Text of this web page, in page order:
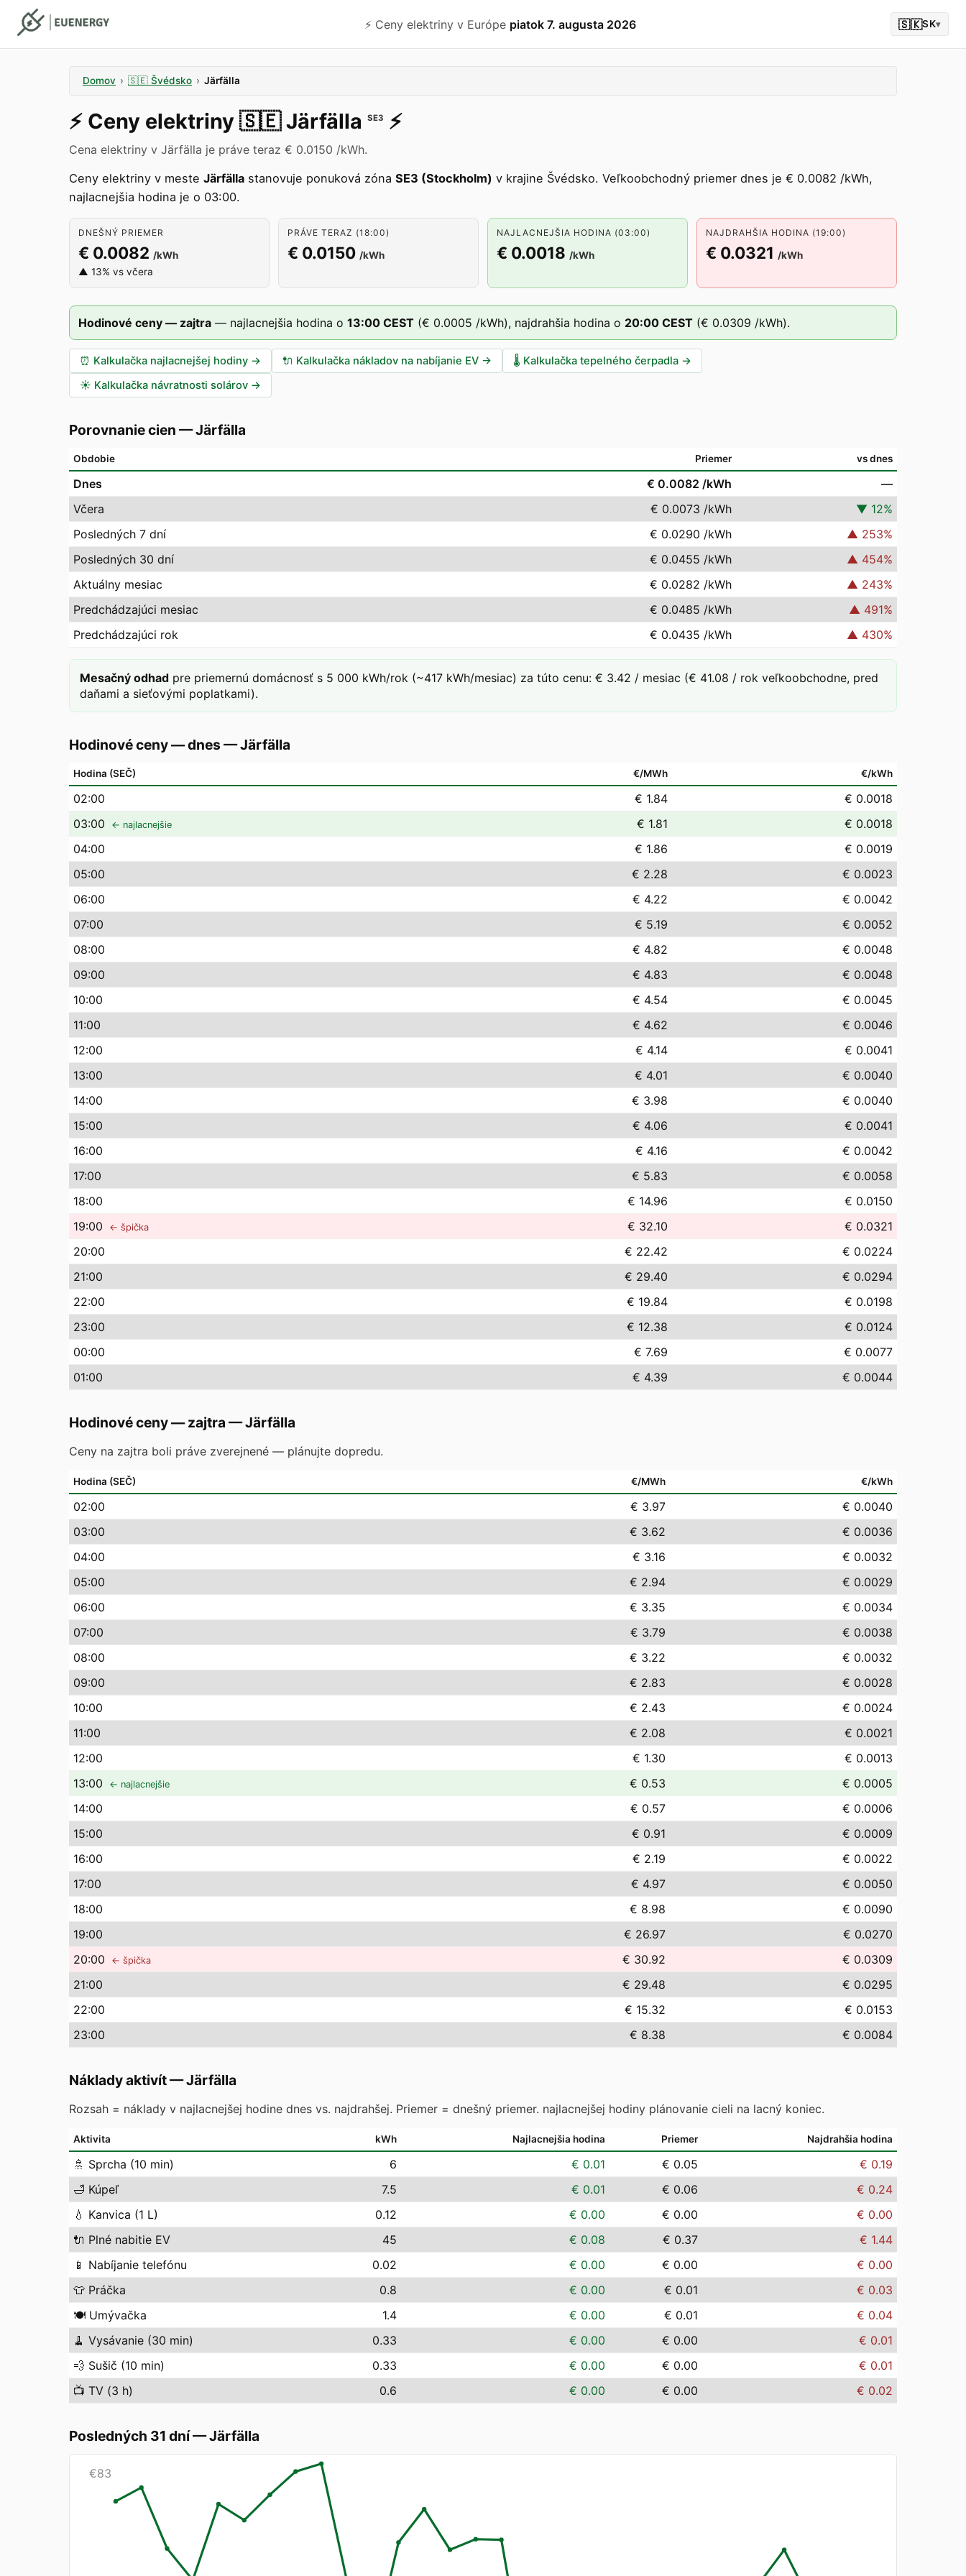
⚡️ Ceny elektriny v Európe piatok 7. augusta 2026 🇸🇰SK▾
Domov › 🇸🇪 Švédsko › Järfälla
⚡️ Ceny elektriny 🇸🇪 Järfälla SE3 ⚡️
Cena elektriny v Järfälla je práve teraz € 0.0150 /kWh.
Ceny elektriny v meste Järfälla stanovuje ponuková zóna SE3 (Stockholm) v krajine Švédsko. Veľkoobchodný priemer dnes je € 0.0082 /kWh,
najlacnejšia hodina je o 03:00.
DNEŠNÝ PRIEMER
€ 0.0082 /kWh
▲ 13% vs včera
PRÁVE TERAZ (18:00)
€ 0.0150 /kWh
NAJLACNEJŠIA HODINA (03:00)
€ 0.0018 /kWh
NAJDRAHŠIA HODINA (19:00)
€ 0.0321 /kWh
Hodinové ceny — zajtra — najlacnejšia hodina o 13:00 CEST (€ 0.0005 /kWh), najdrahšia hodina o 20:00 CEST (€ 0.0309 /kWh).
⏰ Kalkulačka najlacnejšej hodiny → 🔌 Kalkulačka nákladov na nabíjanie EV → 🌡️ Kalkulačka tepelného čerpadla →
☀️ Kalkulačka návratnosti solárov →
Porovnanie cien —Järfälla
Obdobie Priemer vs dnes
Dnes € 0.0082 /kWh
—
Včera
€ 0.0073 /kWh ▼ 12%
Posledných 7 dní
€ 0.0290 /kWh ▲ 253%
Posledných 30 dní
€ 0.0455 /kWh ▲ 454%
Aktuálny mesiac
€ 0.0282 /kWh ▲ 243%
Predchádzajúci mesiac
€ 0.0485 /kWh ▲ 491%
Predchádzajúci rok
€ 0.0435 /kWh ▲ 430%
Mesačný odhad pre priemernú domácnosť s 5 000 kWh/rok (~417 kWh/mesiac) za túto cenu: € 3.42 / mesiac (€ 41.08 / rok veľkoobchodne, pred
daňami a sieťovými poplatkami).
Hodinové ceny — dnes —Järfälla
Hodina (SEČ) €/MWh €/kWh
02:00 € 1.84
€ 0.0018
03:00 ← najlacnejšie € 1.81
€ 0.0018
04:00 € 1.86
€ 0.0019
05:00 € 2.28
€ 0.0023
06:00 € 4.22
€ 0.0042
07:00 € 5.19
€ 0.0052
08:00 € 4.82
€ 0.0048
09:00 € 4.83
€ 0.0048
10:00 € 4.54
€ 0.0045
11:00 € 4.62
€ 0.0046
12:00 € 4.14
€ 0.0041
13:00 € 4.01
€ 0.0040
14:00 € 3.98
€ 0.0040
15:00 € 4.06
€ 0.0041
16:00 € 4.16
€ 0.0042
17:00 € 5.83
€ 0.0058
18:00 € 14.96
€ 0.0150
19:00 ← špička € 32.10
€ 0.0321
20:00 € 22.42
€ 0.0224
21:00 € 29.40
€ 0.0294
22:00 € 19.84
€ 0.0198
23:00 € 12.38
€ 0.0124
00:00 € 7.69
€ 0.0077
01:00 € 4.39 € 0.0044
Hodinové ceny — zajtra —Järfälla
Ceny na zajtra boli práve zverejnené — plánujte dopredu.
Hodina (SEČ) €/MWh €/kWh
02:00 € 3.97
€ 0.0040
03:00 € 3.62
€ 0.0036
04:00 € 3.16
€ 0.0032
05:00 € 2.94
€ 0.0029
06:00 € 3.35
€ 0.0034
07:00 € 3.79
€ 0.0038
08:00 € 3.22
€ 0.0032
09:00 € 2.83
€ 0.0028
10:00 € 2.43
€ 0.0024
11:00 € 2.08
€ 0.0021
12:00 € 1.30
€ 0.0013
13:00 ← najlacnejšie € 0.53
€ 0.0005
14:00 € 0.57
€ 0.0006
15:00 € 0.91
€ 0.0009
16:00 € 2.19
€ 0.0022
17:00 € 4.97
€ 0.0050
18:00 € 8.98
€ 0.0090
19:00 € 26.97
€ 0.0270
20:00 ← špička € 30.92
€ 0.0309
21:00 € 29.48
€ 0.0295
22:00 € 15.32
€ 0.0153
23:00 € 8.38 € 0.0084
Náklady aktivít—Järfälla
Rozsah = náklady v najlacnejšej hodine dnes vs. najdrahšej. Priemer = dnešný priemer. najlacnejšej hodiny plánovanie cieli na lacný koniec.
Aktivita kWh Najlacnejšia hodina Priemer Najdrahšia hodina
🚿 Sprcha (10 min) 6 € 0.01 € 0.05
€ 0.19
🛁 Kúpeľ 7.5 € 0.01 € 0.06
€ 0.24
💧 Kanvica (1 L) 0.12 € 0.00 € 0.00
€ 0.00
🔌 Plné nabitie EV 45 € 0.08 € 0.37
€ 1.44
📱 Nabíjanie telefónu 0.02 € 0.00 € 0.00
€ 0.00
👕 Práčka 0.8 € 0.00 € 0.01
€ 0.03
🍽️ Umývačka 1.4 € 0.00 € 0.01
€ 0.04
🧹 Vysávanie (30 min) 0.33 € 0.00 € 0.00
€ 0.01
💨 Sušič (10 min) 0.33 € 0.00 € 0.00
€ 0.01
📺 TV (3 h) 0.6 € 0.00 € 0.00 € 0.02
Posledných 31 dní—Järfälla
€83